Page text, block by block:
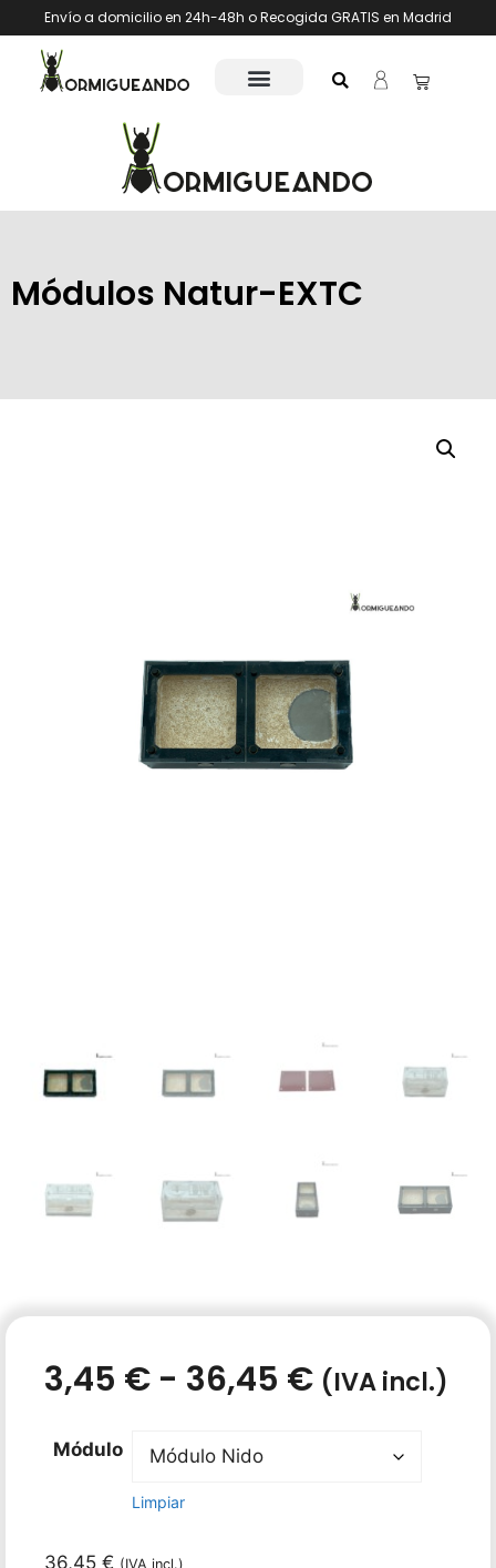
Envío a domicilio en 24h-48h o Recogida GRATIS en Madrid
Módulos Natur-EXTC
3,45 € - 36,45 € (IVA incl.)
Módulo
Limpiar
36,45 € (IVA incl.)